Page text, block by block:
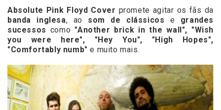
Absolute Pink Floyd Cover promete agitar os fãs da
banda inglesa, ao som de clássicos e grandes
sucessos como "Another brick in the wall", "Wish
you were here", "Hey You", "High Hopes",
"Comfortably numb" e muito mais.